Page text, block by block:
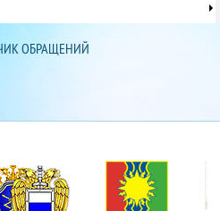
ОБРАЩЕНИЙ